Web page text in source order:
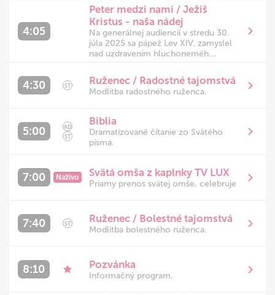
4:05
Peter medzi nami / Ježiš
Kristus - naša nádej
Na generálnej audiencii v stredu 30.
júla 2025 sa pápež Lev XIV. zamyslel
nad uzdravením hluchoneméh...
4:30 ST Ruženec / Radostné tajomstvá
Modlitba radostného ruženca.
5:00
AD
ST
Biblia
Dramatizované čítanie zo Svätého
písma.
7:00 Naživo Svätá omša z kaplnky TV LUX
Priamy prenos svätej omše, celebruje
7:40 ST Ruženec / Bolestné tajomstvá
Modlitba bolestného ruženca.
8:10 Pozvánka
Informačný program.